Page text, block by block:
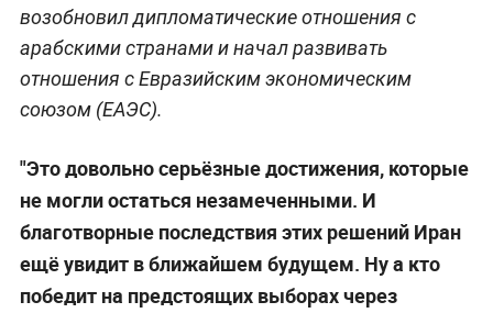
возобновил дипломатические отношения с
арабскими странами и начал развивать
отношения с Евразийским экономическим
союзом (ЕАЭС).
"Это довольно серьёзные достижения, которые
не могли остаться незамеченными. И
благотворные последствия этих решений Иран
ещё увидит в ближайшем будущем. Ну а кто
победит на предстоящих выборах через